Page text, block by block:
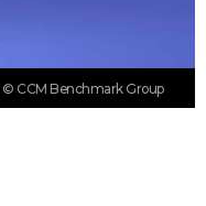
© CCM Benchmark Group